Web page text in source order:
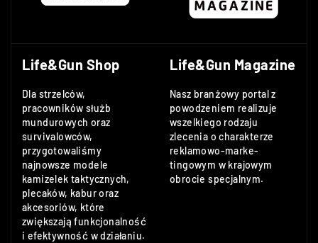
Life&Gun Shop
Dla strzelców,
pracowników służb
mundurowych oraz
survivalowców,
przygotowaliśmy
najnowsze modele
kamizelek taktycznych,
plecaków, kabur oraz
akcesoriów, które
zwiększają funkcjonalność
i efektywność w działaniu.
Life&Gun Magazine
Nasz branżowy portal z
powodzeniem realizuje
wszelkiego rodzaju
zlecenia o charakterze
reklamowo-marke-
tingowym w krajowym
obrocie specjalnym.